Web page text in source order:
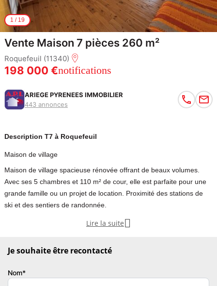
1 / 19
Vente Maison 7 pièces 260 m²
Roquefeuil (11340)
198 000 €notifications
ARIEGE PYRENEES IMMOBILIER
443 annonces
Description T7 à Roquefeuil
Maison de village
Maison de village spacieuse rénovée offrant de beaux volumes.
Avec ses 5 chambres et 110 m² de cour, elle est parfaite pour une
grande famille ou un projet de location. Proximité des stations de
ski et des sentiers de randonnée.
Grande maison de village rénovée – cour et garages
environ 900 m d’altitude, venez découvrir cette spacieuse maison
Lire la suite 
Je souhaite être recontacté
Nom*